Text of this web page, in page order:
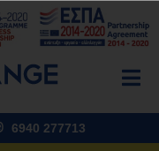
6940 277713